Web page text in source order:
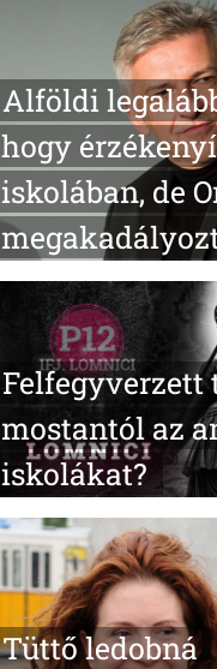
Alföldi
hogy
iskolában, de
mostantól az
iskolákat?
Tüttő ledobná